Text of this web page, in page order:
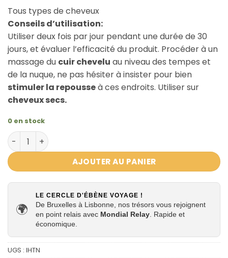
Tous types de cheveux
Conseils d’utilisation:
Utiliser deux fois par jour pendant une durée de 30
jours, et évaluer l’efficacité du produit. Procéder à un
massage du cuir chevelu au niveau des tempes et
de la nuque, ne pas hésiter à insister pour bien
stimuler la repousseà ces endroits. Utiliser sur
cheveux secs.
0 en stock
quantité de INNOV'HAIR Baume pour les tempes et la
AJOUTER AU PANIER
🌍
LE CERCLE D'ÉBÈNE VOYAGE !
De Bruxelles à Lisbonne, nos trésors vous rejoignent
en point relais avec Mondial Relay. Rapide et
économique.
UGS : IHTN